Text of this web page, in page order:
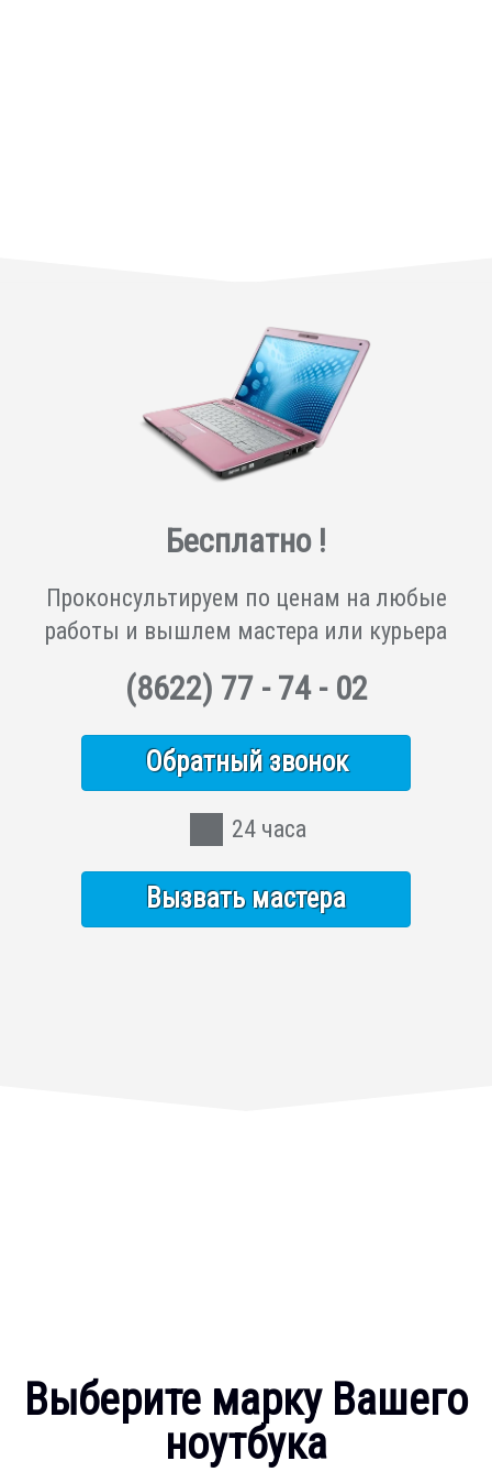
Бесплатно !
Проконсультируем по ценам на любые
работы и вышлем мастера или курьера
(8622) 77 - 74 - 02
Обратный звонок
24 часа
Вызвать мастера
Выберите марку Вашего
ноутбука